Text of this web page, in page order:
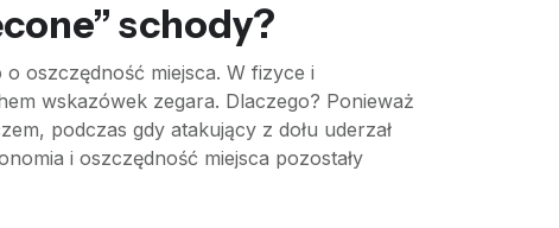
schody?
oszczędność miejsca. W fizyce i
wskazówek zegara. Dlaczego? Ponieważ
podczas gdy atakujący z dołu uderzał
i oszczędność miejsca pozostały